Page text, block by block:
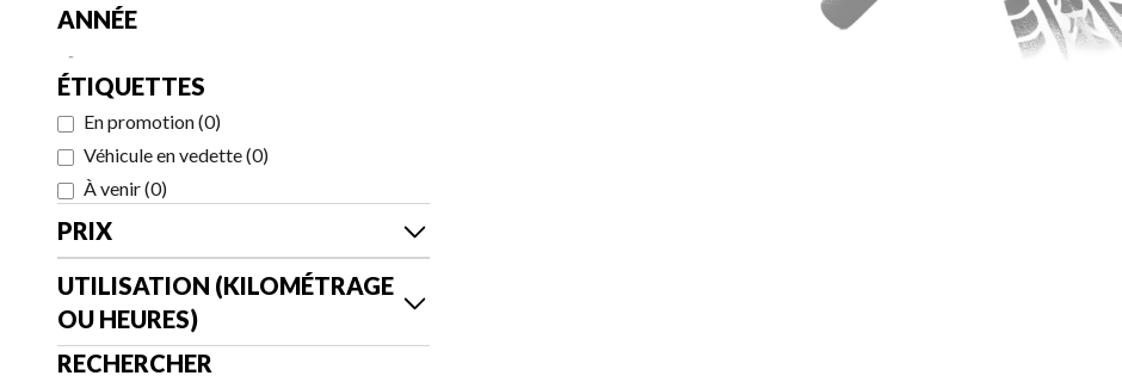
ANNÉE
-
ÉTIQUETTES
En promotion(0)
Véhicule en vedette(0)
À venir(0)
PRIX
UTILISATION (KILOMÉTRAGE
OU HEURES)
RECHERCHER